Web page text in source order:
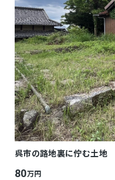
呉市の路地裏に佇む土地
80万円